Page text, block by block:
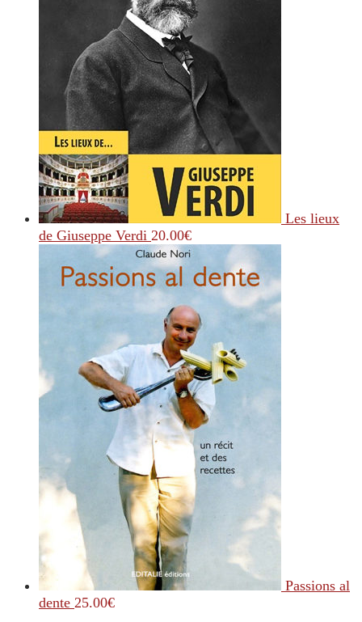
Les lieux
de Giuseppe Verdi 20.00€
Passions al
dente 25.00€